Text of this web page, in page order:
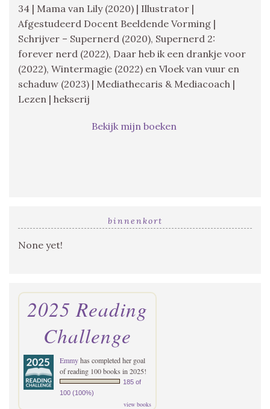
34 | Mama van Lily (2020) | Illustrator |
Afgestudeerd Docent Beeldende Vorming |
Schrijver – Supernerd (2020), Supernerd 2:
forever nerd (2022), Daar heb ik een drankje voor
(2022), Wintermagie (2022) en Vloek van vuur en
schaduw (2023) | Mediathecaris & Mediacoach |
Lezen | hekserij
Bekijk mijn boeken
binnenkort
None yet!
2025 Reading
Challenge
Emmyhas completed her goal
of reading 100 books in 2025!
185 of
100 (100%)
view books